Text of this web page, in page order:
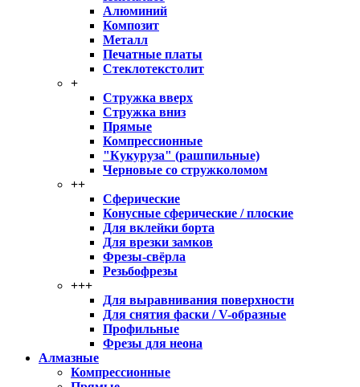
Алюминий
Композит
Металл
Печатные платы
Стеклотекстолит
+
Стружка вверх
Стружка вниз
Прямые
Компрессионные
"Кукуруза" (рашпильные)
Черновые со стружколомом
++
Сферические
Конусные сферические / плоские
Для вклейки борта
Для врезки замков
Фрезы-свёрла
Резьбофрезы
+++
Для выравнивания поверхности
Для снятия фаски / V-образные
Профильные
Фрезы для неона
Алмазные
Компрессионные